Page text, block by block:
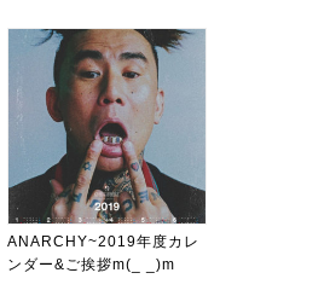
ANARCHY~2019年度カレ
ンダー&ご挨拶m(_ _)m